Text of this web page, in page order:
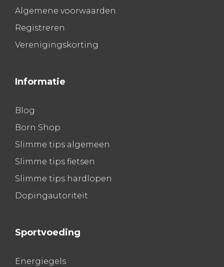
Algemene voorwaarden
Registreren
Verenigingskorting
Informatie
Blog
Born Shop
Slimme tips algemeen
Slimme tips fietsen
Slimme tips hardlopen
Dopingautoriteit
Sportvoeding
Energiegels